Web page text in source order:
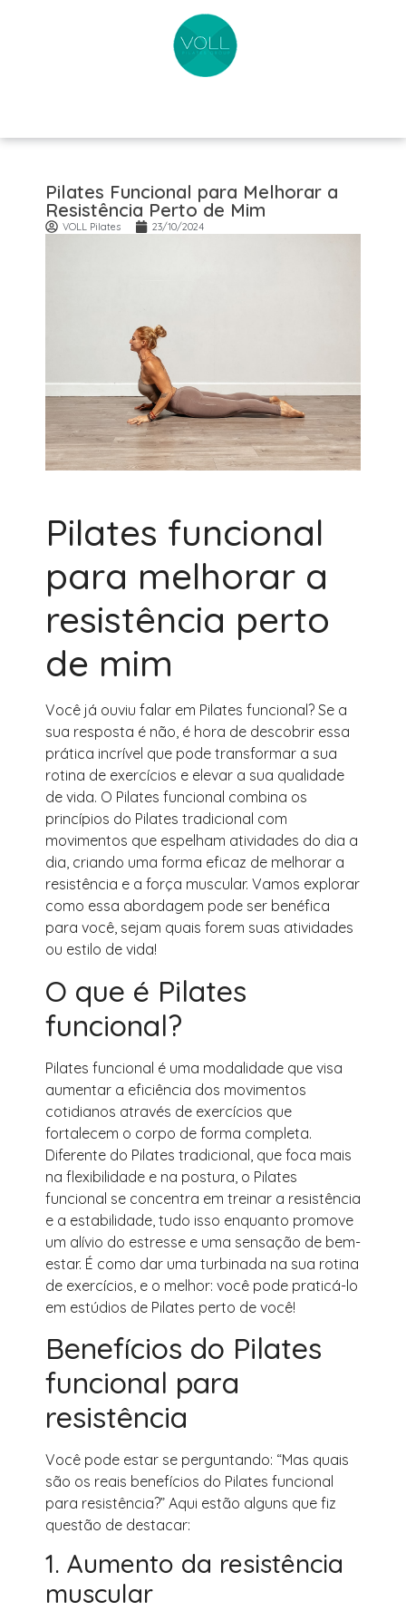
Pilates Funcional para Melhorar a
Resistência Perto de Mim
VOLL Pilates 23/10/2024
Pilates funcional
para melhorar a
resistência perto
de mim
Você já ouviu falar em Pilates funcional? Se a
sua resposta é não, é hora de descobrir essa
prática incrível que pode transformar a sua
rotina de exercícios e elevar a sua qualidade
de vida. O Pilates funcional combina os
princípios do Pilates tradicional com
movimentos que espelham atividades do dia a
dia, criando uma forma eficaz de melhorar a
resistência e a força muscular. Vamos explorar
como essa abordagem pode ser benéfica
para você, sejam quais forem suas atividades
ou estilo de vida!
O que é Pilates
funcional?
Pilates funcional é uma modalidade que visa
aumentar a eficiência dos movimentos
cotidianos através de exercícios que
fortalecem o corpo de forma completa.
Diferente do Pilates tradicional, que foca mais
na flexibilidade e na postura, o Pilates
funcional se concentra em treinar a resistência
e a estabilidade, tudo isso enquanto promove
um alívio do estresse e uma sensação de bem-
estar. É como dar uma turbinada na sua rotina
de exercícios, e o melhor: você pode praticá-lo
em estúdios de Pilates perto de você!
Benefícios do Pilates
funcional para
resistência
Você pode estar se perguntando: “Mas quais
são os reais benefícios do Pilates funcional
para resistência?” Aqui estão alguns que fiz
questão de destacar:
1. Aumento da resistência
muscular